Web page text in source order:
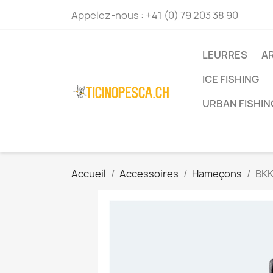
Appelez-nous : +41 (0) 79 203 38 90
LEURRES
ICE FISHING
URBAN
Accueil Accessoires Hameçons